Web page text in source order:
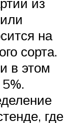
на
сорта.
в этом
где